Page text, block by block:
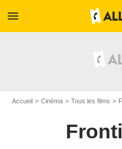
menu
Accueil Cinéma Tous les films